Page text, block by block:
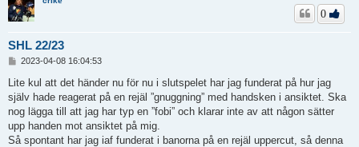
SHL 22/23
0
l
ä
g
g
2023-04-08 16:04:53
Lite kul att det händer nu för nu i slutspelet har jag funderat på hur jag
själv hade reagerat på en rejäl ”gnuggning” med handsken i ansiktet. Ska
nog lägga till att jag har typ en ”fobi” och klarar inte av att någon sätter
upp handen mot ansiktet på mig.
Så spontant har jag iaf funderat i banorna på en rejäl uppercut, så denna